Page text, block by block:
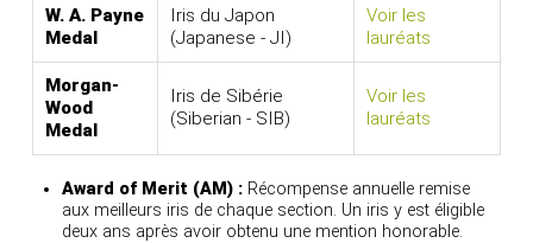
W. A. Payne
Medal
Iris du Japon
(Japanese - JI)
Voir les
lauréats
Morgan-
Wood
Medal
Iris de Sibérie
(Siberian - SIB)
Voir les
lauréats
Award of Merit (AM) : Récompense annuelle remise
aux meilleurs iris de chaque section. Un iris y est éligible
deux ans après avoir obtenu une mention honorable.